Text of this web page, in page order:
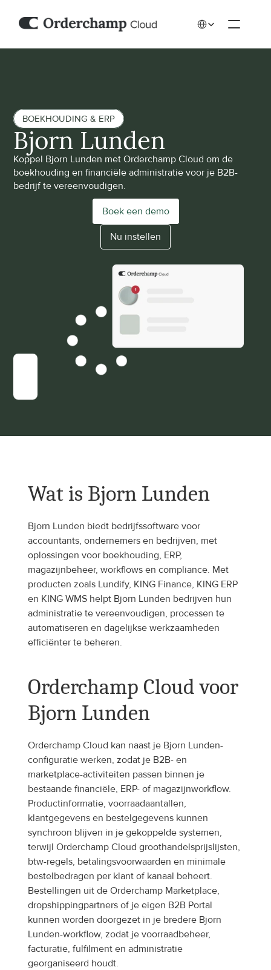
BOEKHOUDING & ERP
Bjorn Lunden
Koppel Bjorn Lunden met Orderchamp Cloud om de
boekhouding en financiële administratie voor je B2B-
bedrijf te vereenvoudigen.
Boek een demo
Nu instellen
Wat is Bjorn Lunden
Bjorn Lunden biedt bedrijfssoftware voor
accountants, ondernemers en bedrijven, met
oplossingen voor boekhouding, ERP,
magazijnbeheer, workflows en compliance. Met
producten zoals Lundify, KING Finance, KING ERP
en KING WMS helpt Bjorn Lunden bedrijven hun
administratie te vereenvoudigen, processen te
automatiseren en dagelijkse werkzaamheden
efficiënter te beheren.
Orderchamp Cloud voor
Bjorn Lunden
Orderchamp Cloud kan naast je Bjorn Lunden-
configuratie werken, zodat je B2B- en
marketplace-activiteiten passen binnen je
bestaande financiële, ERP- of magazijnworkflow.
Productinformatie, voorraadaantallen,
klantgegevens en bestelgegevens kunnen
synchroon blijven in je gekoppelde systemen,
terwijl Orderchamp Cloud groothandelsprijslijsten,
btw-regels, betalingsvoorwaarden en minimale
bestelbedragen per klant of kanaal beheert.
Bestellingen uit de Orderchamp Marketplace,
dropshippingpartners of je eigen B2B Portal
kunnen worden doorgezet in je bredere Bjorn
Lunden-workflow, zodat je voorraadbeheer,
facturatie, fulfilment en administratie
georganiseerd houdt.